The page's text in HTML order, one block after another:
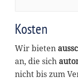
Kosten
Wir bieten
an, die sich
nicht bis zum